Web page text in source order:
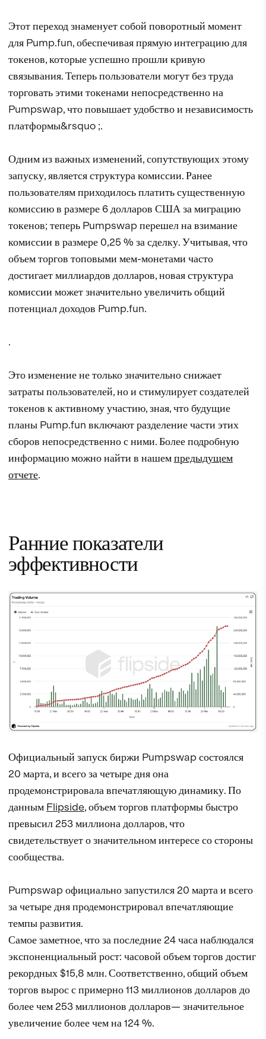
Этот переход знаменует собой поворотный момент
для Pump.fun, обеспечивая прямую интеграцию для
токенов, которые успешно прошли кривую
связывания. Теперь пользователи могут без труда
торговать этими токенами непосредственно на
Pumpswap, что повышает удобство и независимость
платформы&rsquo ;.
Одним из важных изменений, сопутствующих этому
запуску, является структура комиссии. Ранее
пользователям приходилось платить существенную
комиссию в размере 6 долларов США за миграцию
токенов; теперь Pumpswap перешел на взимание
комиссии в размере 0,25 % за сделку. Учитывая, что
объем торгов топовыми мем-монетами часто
достигает миллиардов долларов, новая структура
комиссии может значительно увеличить общий
потенциал доходов Pump.fun.
.
Это изменение не только значительно снижает
затраты пользователей, но и стимулирует создателей
токенов к активному участию, зная, что будущие
планы Pump.fun включают разделение части этих
сборов непосредственно с ними. Более подробную
информацию можно найти в нашемпредыдущем
отчете.
Ранние показатели
эффективности
Официальный запуск биржи Pumpswap состоялся
20 марта, и всего за четыре дня она
продемонстрировала впечатляющую динамику. По
данным Flipside, объем торгов платформы быстро
превысил 253 миллиона долларов, что
свидетельствует о значительном интересе со стороны
сообщества.
Pumpswap официально запустился 20 марта и всего
за четыре дня продемонстрировал впечатляющие
темпы развития.
Самое заметное, что за последние 24 часа наблюдался
экспоненциальный рост: часовой объем торгов достиг
рекордных $15,8 млн. Соответственно, общий объем
торгов вырос с примерно 113 миллионов долларов до
более чем 253 миллионов долларов— значительное
увеличение более чем на 124 %.